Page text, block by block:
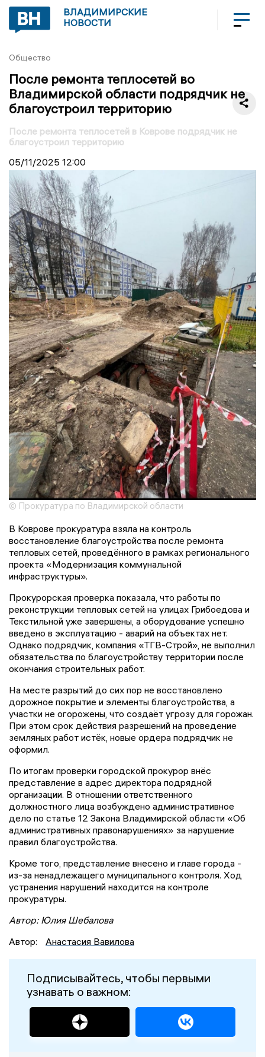
ВЛАДИМИРСКИЕ
НОВОСТИ
Общество
После ремонта теплосетей во
Владимирской области подрядчик не
благоустроил территорию
После ремонта теплосетей в Коврове подрядчик не
благоустроил территорию
05/11/2025 12:00
© Прокуратура по Владимирской области
В Коврове прокуратура взяла на контроль
восстановление благоустройства после ремонта
тепловых сетей, проведённого в рамках регионального
проекта «Модернизация коммунальной
инфраструктуры».
Прокурорская проверка показала, что работы по
реконструкции тепловых сетей на улицах Грибоедова и
Текстильной уже завершены, а оборудование успешно
введено в эксплуатацию - аварий на объектах нет.
Однако подрядчик, компания «ТГВ-Строй», не выполнил
обязательства по благоустройству территории после
окончания строительных работ.
На месте разрытий до сих пор не восстановлено
дорожное покрытие и элементы благоустройства, а
участки не огорожены, что создаёт угрозу для горожан.
При этом срок действия разрешений на проведение
земляных работ истёк, новые ордера подрядчик не
оформил.
По итогам проверки городской прокурор внёс
представление в адрес директора подрядной
организации. В отношении ответственного
должностного лица возбуждено административное
дело по статье 12 Закона Владимирской области «Об
административных правонарушениях» за нарушение
правил благоустройства.
Кроме того, представление внесено и главе города -
из-за ненадлежащего муниципального контроля. Ход
устранения нарушений находится на контроле
прокуратуры.
Автор: Юлия Шебалова
Автор:
Анастасия Вавилова
Подписывайтесь, чтобы первыми
узнавать о важном: